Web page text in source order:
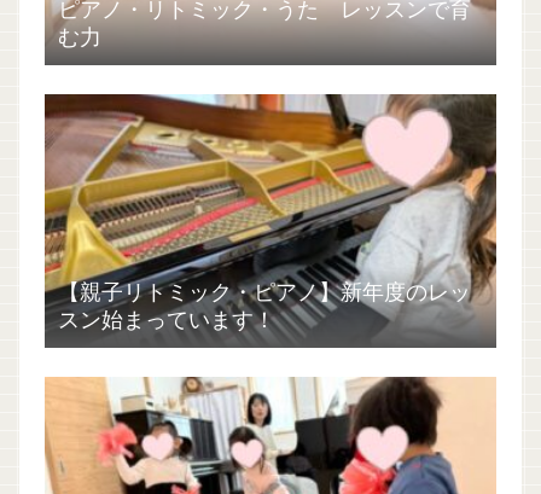
ピアノ・リトミック・うた レッスンで育
む力
【親子リトミック・ピアノ】新年度のレッ
スン始まっています！